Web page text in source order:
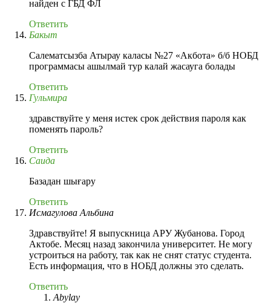
найден с ГБД ФЛ
Ответить
Бакыт
Салематсызба Атырау каласы №27 «Акбота» б/б НОБД
программасы ашылмай тур калай жасауга болады
Ответить
Гульмира
здравствуйте у меня истек срок действия пароля как
поменять пароль?
Ответить
Саида
Базадан шығару
Ответить
Исмагулова Альбина
Здравствуйте! Я выпускница АРУ Жубанова. Город
Актобе. Месяц назад закончила университет. Не могу
устроиться на работу, так как не снят статус студента.
Есть информация, что в НОБД должны это сделать.
Ответить
Abylay